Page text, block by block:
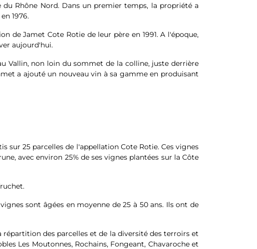
Rhône Nord. Dans un premier temps, la propriété a
1976.
de Jamet Cote Rotie de leur père en 1991. A l'époque,
aujourd'hui.
Vallin, non loin du sommet de la colline, juste derrière
a ajouté un nouveau vin à sa gamme en produisant
sur 25 parcelles de l'appellation Cote Rotie. Ces vignes
avec environ 25% de ses vignes plantées sur la Côte
sont âgées en moyenne de 25 à 50 ans. Ils ont de
des parcelles et de la diversité des terroirs et
Les Moutonnes, Rochains, Fongeant, Chavaroche et